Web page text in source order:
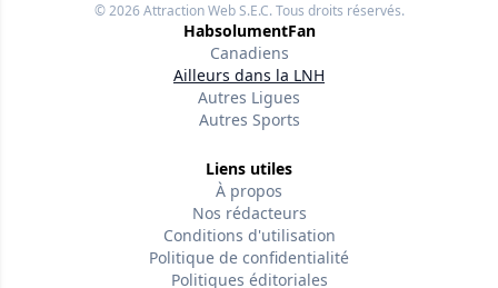
© 2026Attraction Web S.E.C.Tous droits réservés.
HabsolumentFan
Canadiens
Ailleurs dans la LNH
Autres Ligues
Autres Sports
Liens utiles
À propos
Nos rédacteurs
Conditions d'utilisation
Politique de confidentialité
Politiques éditoriales